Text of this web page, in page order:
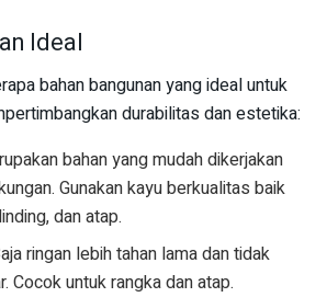
Ideal
bahan bangunan yang ideal untuk
durabilitas dan estetika:
bahan yang mudah dikerjakan
Gunakan kayu berkualitas baik
dan atap.
ringan lebih tahan lama dan tidak
Cocok untuk rangka dan atap.